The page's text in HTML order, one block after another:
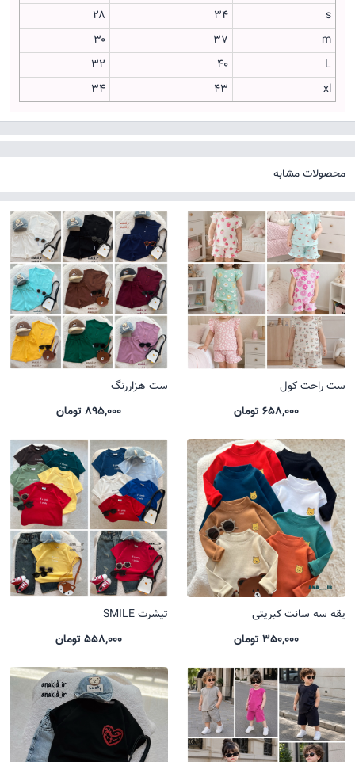
s
۳۴
۲۸
m
۳۷
۳۰
L
۴۰
۳۲
xl
۴۳ ۳۴
محصولات مشابه
ست راحت کول
658,000 تومان
ست هزاررنگ
895,000 تومان
یقه سه سانت کبریتی
350,000 تومان
تیشرت SMILE
558,000 تومان